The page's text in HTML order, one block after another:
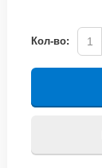
Кол-во: